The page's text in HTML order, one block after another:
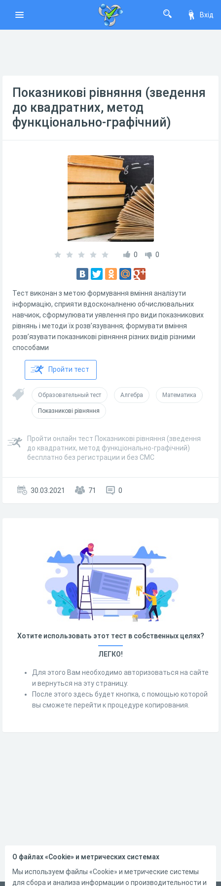
Вхід
Показникові рівняння (зведення
до квадратних, метод
функціонально-графічний)
0 0
Тест виконан з метою формування вміння аналізути
інформацію, сприяти вдосконалненю обчислювальних
навчиок, сформулювати уявлення про види показникових
рівнянь і методи їх розв’язування; формувати вміння
розв’язувати показникові рівняння різних видів різними
способами
Пройти тест
Образовательный тест Алгебра Математика
Показникові рівняння
Пройти онлайн тест Показникові рівняння (зведення
до квадратних, метод функціонально-графічний)
бесплатно без регистрации и без СМС
30.03.2021 71 0
Хотите использовать этот тест в собственных целях?
ЛЕГКО!
Для этого Вам необходимо авторизоваться на сайте
и вернуться на эту страницу.
После этого здесь будет кнопка, с помощью которой
вы сможете перейти к процедуре копирования.
О файлах «Cookie» и метрических системах
Мы используем файлы «Cookie» и метрические системы
для сбора и анализа информации о производительности и